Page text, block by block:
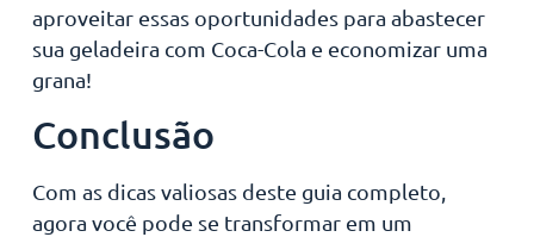
aproveitar essas oportunidades para abastecer
sua geladeira com Coca-Cola e economizar uma
grana!
Conclusão
Com as dicas valiosas deste guia completo,
agora você pode se transformar em um